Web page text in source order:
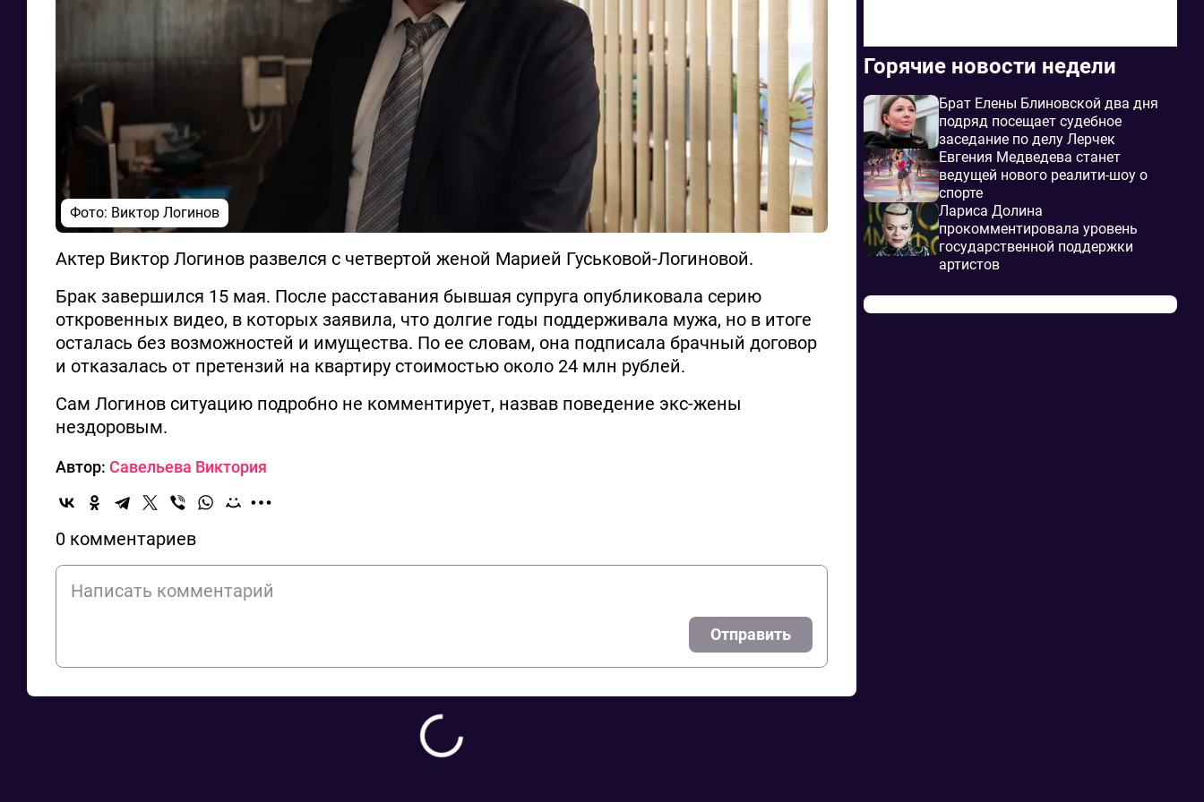
Фото: Виктор Логинов
Актер Виктор Логинов развелся с четвертой женой Марией Гуськовой-Логиновой.
Брак завершился 15 мая. После расставания бывшая супруга опубликовала серию
откровенных видео, в которых заявила, что долгие годы поддерживала мужа, но в итоге
осталась без возможностей и имущества. По ее словам, она подписала брачный договор
и отказалась от претензий на квартиру стоимостью около 24 млн рублей.
Сам Логинов ситуацию подробно не комментирует, назвав поведение экс-жены
нездоровым.
Автор: Савельева Виктория
0 комментариев
Отправить
Горячие новости недели
Брат Елены Блиновской два дня
подряд посещает судебное
заседание по делу Лерчек
Евгения Медведева станет
ведущей нового реалити-шоу о
спорте
Лариса Долина
прокомментировала уровень
государственной поддержки
артистов